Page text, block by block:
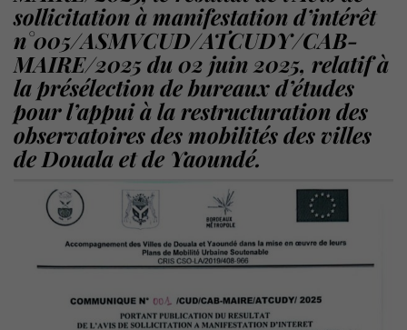
sollicitation à manifestation d’intérêt
n°005/ASMVCUD/ATCUDY/CAB-
MAIRE/2025 du 02 juin 2025, relatif à
la présélection de bureaux d’études
pour l’appui à la restructuration des
observatoires des mobilités des villes
de Douala et de Yaoundé.